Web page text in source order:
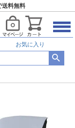
送料無料
お気に入り